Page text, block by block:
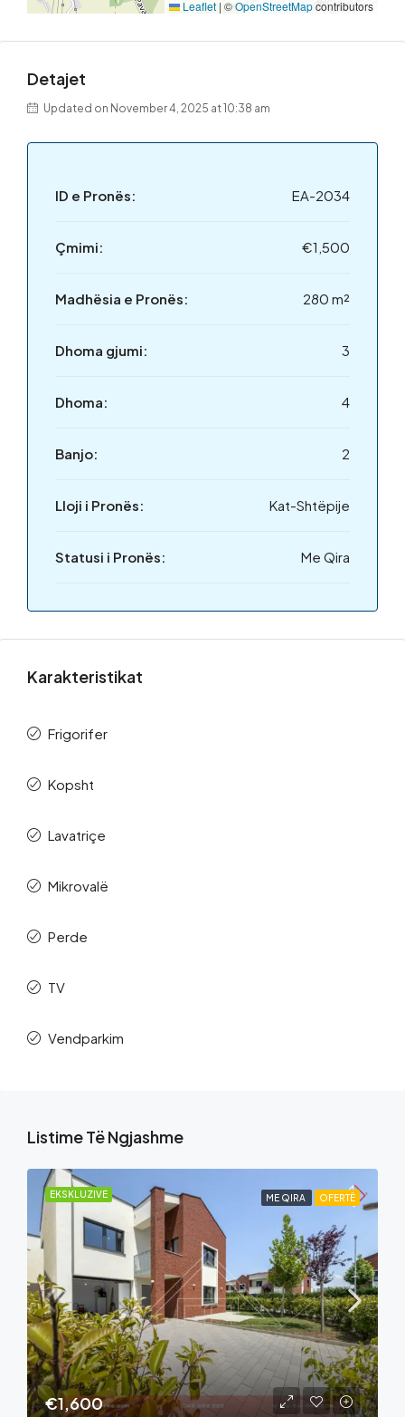
Leaflet | ©OpenStreetMapcontributors
Detajet
Updated on November 4, 2025 at 10:38 am
ID e Pronës: EA-2034
Çmimi: €1,500
Madhësia e Pronës: 280 m²
Dhoma gjumi: 3
Dhoma: 4
Banjo: 2
Lloji i Pronës: Kat-Shtëpije
Statusi i Pronës: Me Qira
Karakteristikat
Frigorifer
Kopsht
Lavatriçe
Mikrovalë
Perde
TV
Vendparkim
Listime Të Ngjashme
EKSKLUZIVE ME QIRA OFERTË
€1,600